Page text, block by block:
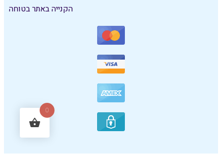
הקנייה באתר בטוחה
0